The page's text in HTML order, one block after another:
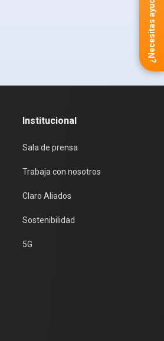
¿Necesitas ayuda?
Institucional
Sala de prensa
Trabaja con nosotros
Claro Aliados
Sostenibilidad
5G